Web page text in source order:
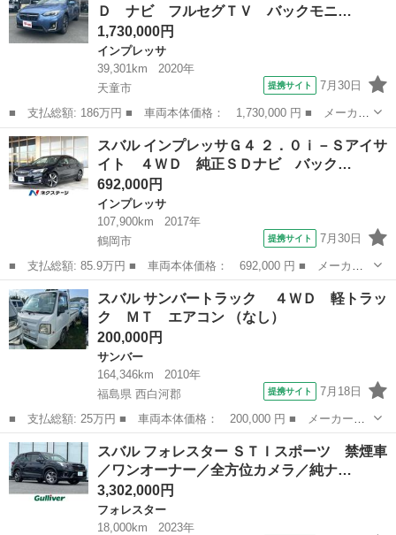
衝突安全...
Ｄ ナビ フルセグＴＶ バックモニ…
1,730,000円
インプレッサ
39,301km
2020年
天童市
提携サイト 7月30日
■ 支払総額: 186万円 ■ 車両本体価格： 1,730,000 円 ■ メーカー
名： スバル ■ 車種名： ＸＶ ■ グレード名： ２．０ｅ－Ｌ
アイサイト ４ＷＤ ナビ フルセグＴＶ バックモニター ＬＥＤ
ヘッドライ...
山形 天童市 インプレッサ
スバル インプレッサＧ４ ２．０ｉ－Ｓアイサ
イト ４ＷＤ 純正ＳＤナビ バック…
692,000円
インプレッサ
107,900km
2017年
鶴岡市
提携サイト 7月30日
■ 支払総額: 85.9万円 ■ 車両本体価格： 692,000 円 ■ メーカー
名： スバル ■ 車種名： インプレッサＧ４ ■ グレード名：
２．０ｉ－Ｓアイサイト ４ＷＤ 純正ＳＤナビ バックカメラ 衝
突被害軽減シス...
山形 鶴岡市 インプレッサ
スバル サンバートラック ４ＷＤ 軽トラッ
ク ＭＴ エアコン （なし）
200,000円
サンバー
164,346km
2010年
福島県 西白河郡
提携サイト 7月18日
■ 支払総額: 25万円 ■ 車両本体価格： 200,000 円 ■ メーカー
名： スバル ■ 車種名： サンバートラック ■ グレード名：
４ＷＤ 軽トラック ＭＴ エアコン ■ 排気量： 660cc ■ ドア枚
数： ...
福島 西白河郡
スバル フォレスター ＳＴＩスポーツ 禁煙車
／ワンオーナー／全方位カメラ／純ナ…
3,302,000円
フォレスター
18,000km
2023年